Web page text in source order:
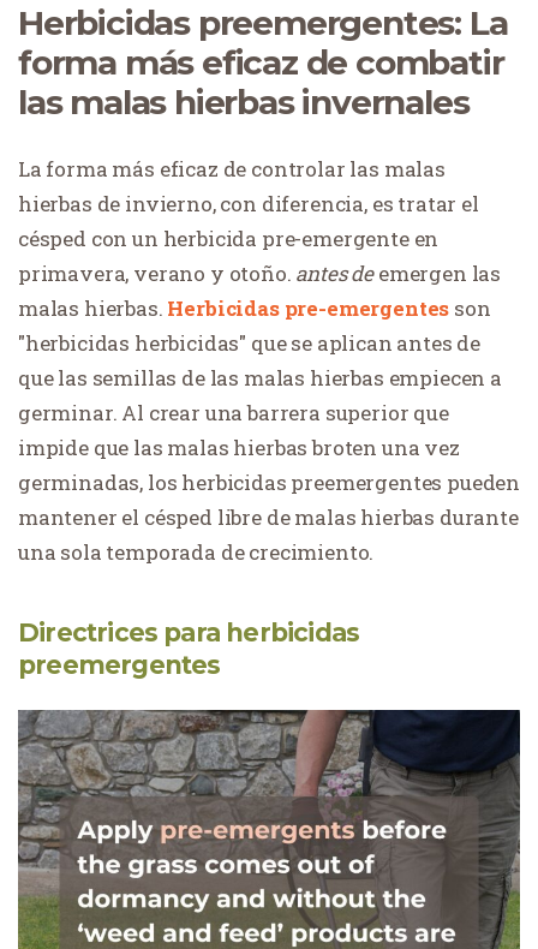
Herbicidas preemergentes: La
forma más eficaz de combatir
las malas hierbas invernales
La forma más eficaz de controlar las malas
hierbas de invierno, con diferencia, es tratar el
césped con un herbicida pre-emergente en
primavera, verano y otoño. antes deemergen las
malas hierbas. Herbicidas pre-emergentes son
"herbicidas herbicidas" que se aplican antes de
que las semillas de las malas hierbas empiecen a
germinar. Al crear una barrera superior que
impide que las malas hierbas broten una vez
germinadas, los herbicidas preemergentes pueden
mantener el césped libre de malas hierbas durante
una sola temporada de crecimiento.
Directrices para herbicidas
preemergentes